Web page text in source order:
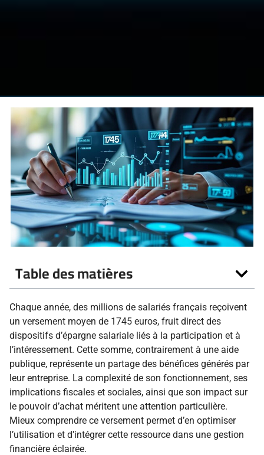
Table des matières
Chaque année, des millions de salariés français reçoivent
un versement moyen de 1745 euros, fruit direct des
dispositifs d’épargne salariale liés à la participation et à
l’intéressement. Cette somme, contrairement à une aide
publique, représente un partage des bénéfices générés par
leur entreprise. La complexité de son fonctionnement, ses
implications fiscales et sociales, ainsi que son impact sur
le pouvoir d’achat méritent une attention particulière.
Mieux comprendre ce versement permet d’en optimiser
l’utilisation et d’intégrer cette ressource dans une gestion
financière éclairée.